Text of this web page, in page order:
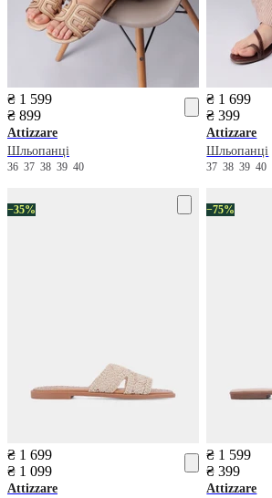
₴ 1 599
₴ 899
Attizzare
Шльопанці
36 37 38 39 40
₴ 1 699
₴ 399
Attizzare
Шльопанці
37383940
−35%
₴ 1 699
₴ 1 099
Attizzare
−75%
₴ 1 599
₴ 399
Attizzare